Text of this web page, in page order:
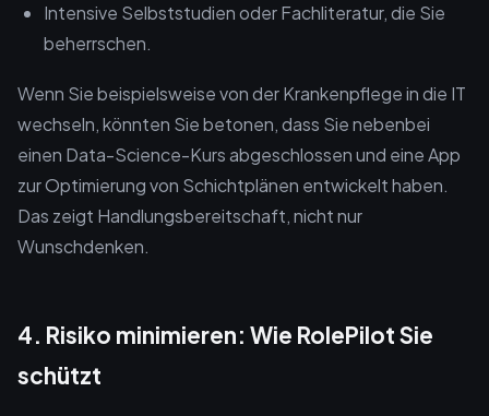
Intensive Selbststudien oder Fachliteratur, die Sie
beherrschen.
Wenn Sie beispielsweise von der Krankenpflege in die IT
wechseln, könnten Sie betonen, dass Sie nebenbei
einen Data-Science-Kurs abgeschlossen und eine App
zur Optimierung von Schichtplänen entwickelt haben.
Das zeigt Handlungsbereitschaft, nicht nur
Wunschdenken.
4. Risiko minimieren: Wie RolePilot Sie
schützt